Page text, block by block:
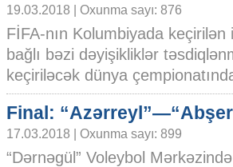
19.03.2018 | Oxunma sayı: 876
FİFA-nın Kolumbiyada
bağlı bəzi dəyişikliklər
keçiriləcək dünya
Final:
17.03.2018 | Oxunma sayı: 899
“Dərnəgül” Voleybol